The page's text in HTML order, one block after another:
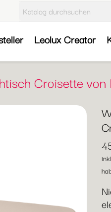
Leolux Creator
Croisette von